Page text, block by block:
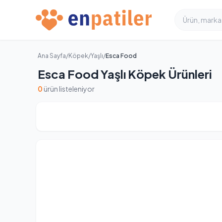
Ana Sayfa/Köpek/Yaşlı/Esca Food
Esca Food Yaşlı Köpek Ürünleri
0 ürün listeleniyor